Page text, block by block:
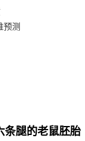
预测
条腿的老鼠胚胎